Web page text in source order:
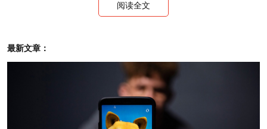
蔡洪滨3 / 23
阅读全文
最新文章：